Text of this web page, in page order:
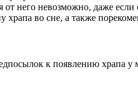
него невозможно, даже
во сне, а также
к появлению храпа